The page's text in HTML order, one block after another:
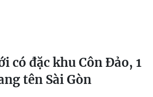
có đặc khu Côn Đảo, 1
tên Sài Gòn